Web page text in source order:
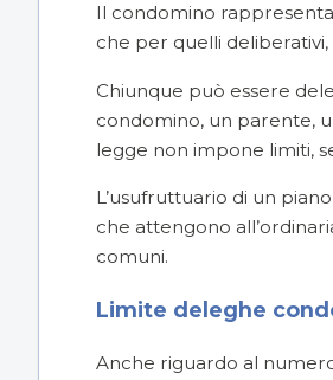
Il condomino
che per quelli
Chiunque può essere
condomino, un parente,
legge non impone limiti,
L’usufruttuario di un
che attengono
comuni.
Limite deleghe
Anche riguardo al